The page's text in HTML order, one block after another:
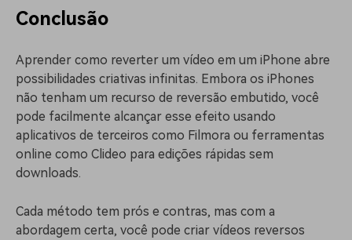
Conclusão
Aprender como reverter um vídeo em um iPhone abre
possibilidades criativas infinitas. Embora os iPhones
não tenham um recurso de reversão embutido, você
pode facilmente alcançar esse efeito usando
aplicativos de terceiros como Filmora ou ferramentas
online como Clideo para edições rápidas sem
downloads.
Cada método tem prós e contras, mas com a
abordagem certa, você pode criar vídeos reversos